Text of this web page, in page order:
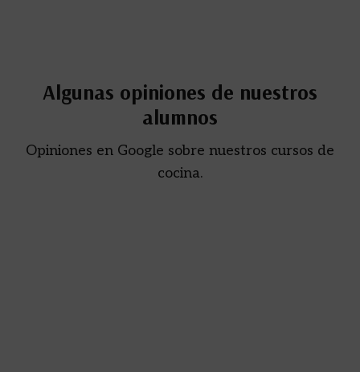
Algunas opiniones de nuestros
alumnos
Opiniones en Google sobre nuestros cursos de
cocina.